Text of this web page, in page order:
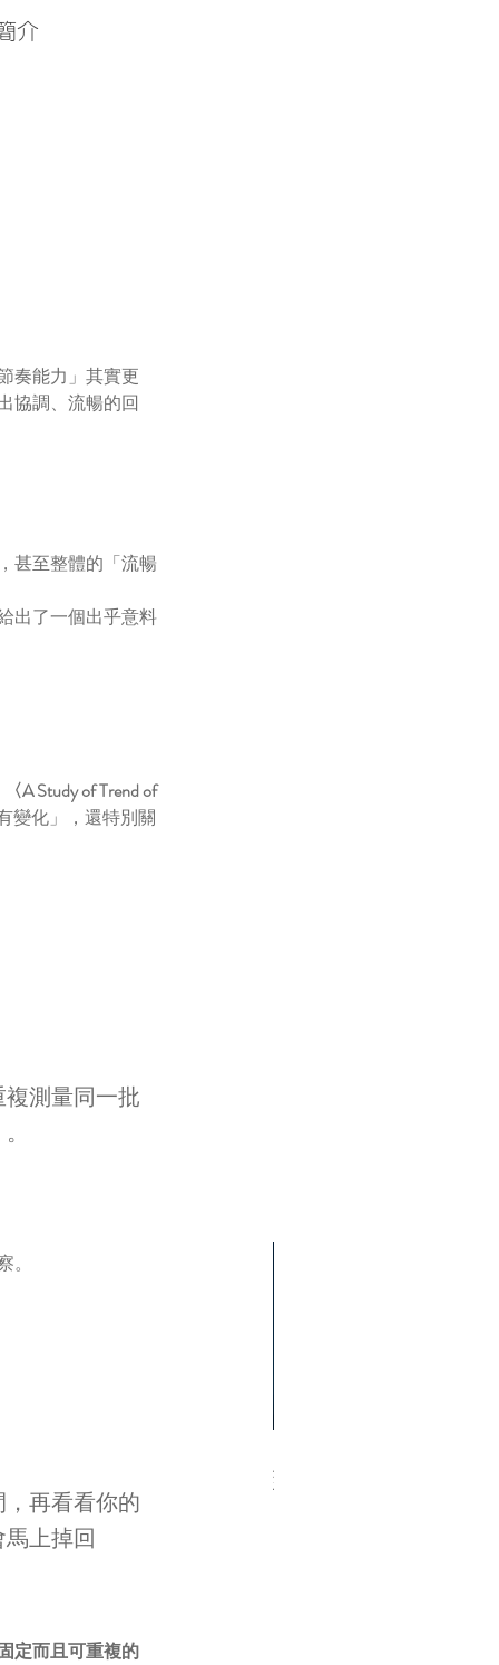
介
10位跨國領袖如何用冥想
自己：SYM 的真實故事
奏能力」其實更
協調、流暢的回
甚至整體的「流暢
出了一個出乎意料
〈A Study of Trend of
變化」，還特別關
測量同一批
再看看你的
上掉回
定而且可重複的